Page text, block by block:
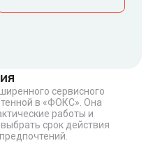
которому можно
сервисного
в «ФОКС». Она
работы и
срок действия